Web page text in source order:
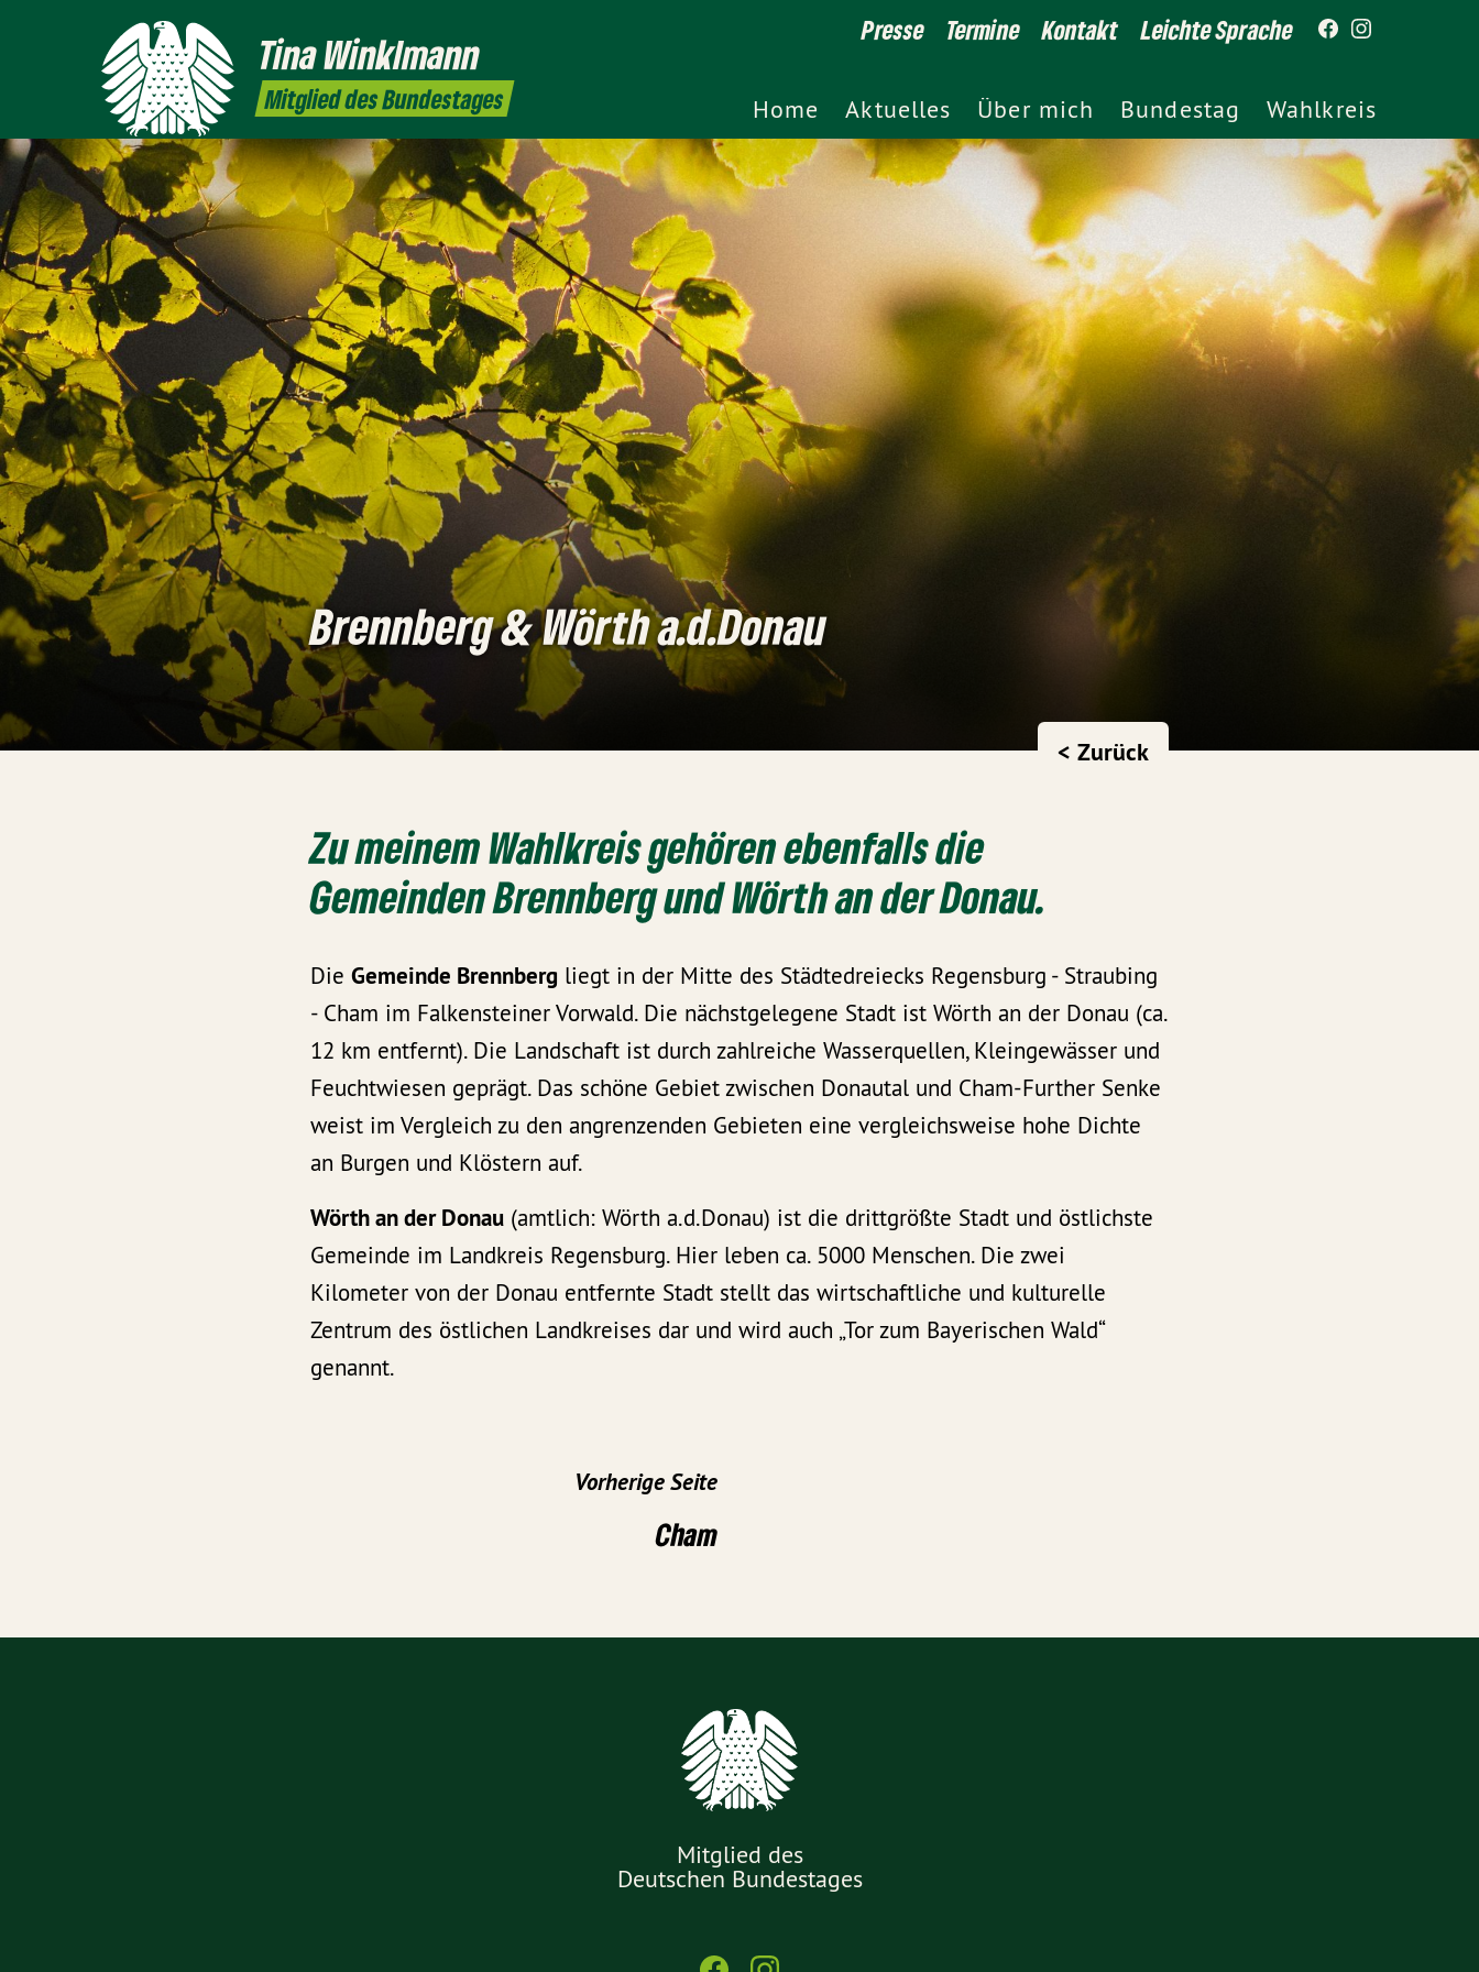
TinaWinklmann
Mitglied des Bundestages
Presse Termine Kontakt Leichte Sprache
Home Aktuelles Über mich Bundestag Wahlkreis
Brennberg & Wörth a.d.Donau
< Zurück
Zu meinem Wahlkreis gehören ebenfalls die
Gemeinden Brennberg und Wörth an der Donau.
DieGemeinde Brennberg liegt in der Mitte des Städtedreiecks Regensburg - Straubing
- Cham im Falkensteiner Vorwald. Die nächstgelegene Stadt ist Wörth an der Donau (ca.
12 km entfernt). Die Landschaft ist durch zahlreiche Wasserquellen, Kleingewässer und
Feuchtwiesen geprägt. Das schöne Gebiet zwischen Donautal und Cham-Further Senke
weist im Vergleich zu den angrenzenden Gebieten eine vergleichsweise hohe Dichte
an Burgen und Klöstern auf.
Wörth an der Donau (amtlich: Wörth a.d.Donau) ist die drittgrößte Stadt und östlichste
Gemeinde im Landkreis Regensburg. Hier leben ca. 5000 Menschen. Die zwei
Kilometer von der Donau entfernte Stadt stellt das wirtschaftliche und kulturelle
Zentrum des östlichen Landkreises dar und wird auch „Tor zum Bayerischen Wald“
genannt.
Vorherige Seite
Cham
Mitglied des
Deutschen Bundestages